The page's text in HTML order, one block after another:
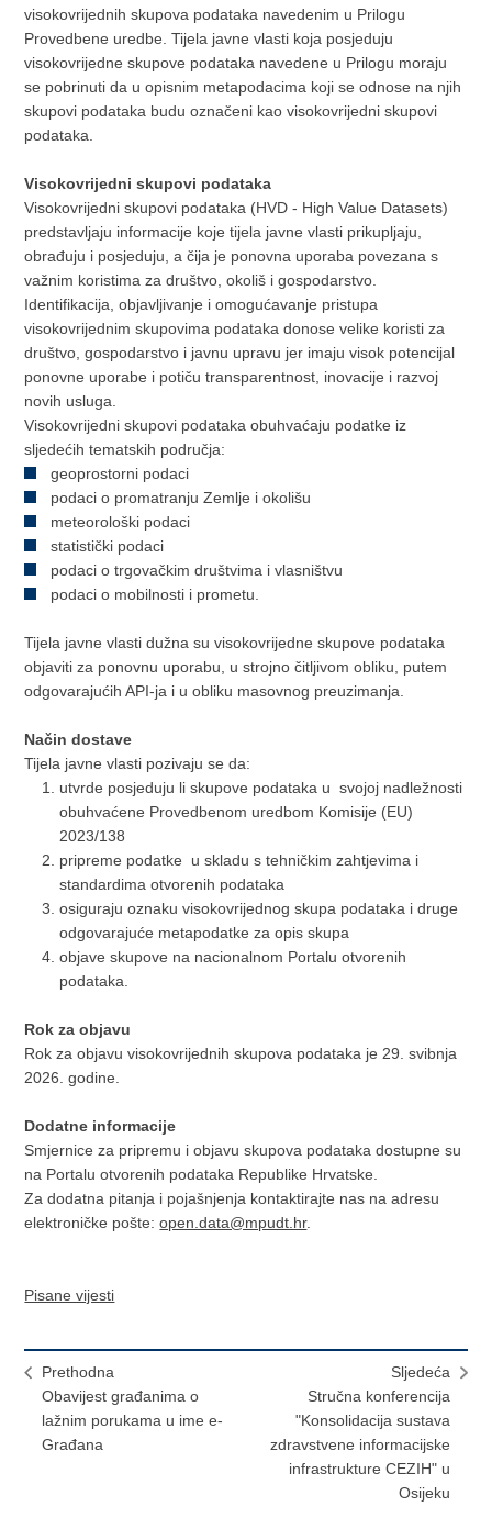
visokovrijednih skupova podataka navedenim u Prilogu
Provedbene uredbe. Tijela javne vlasti koja posjeduju
visokovrijedne skupove podataka navedene u Prilogu moraju
se pobrinuti da u opisnim metapodacima koji se odnose na njih
skupovi podataka budu označeni kao visokovrijedni skupovi
podataka.
Visokovrijedni skupovi podataka
Visokovrijedni skupovi podataka (HVD - High Value Datasets)
predstavljaju informacije koje tijela javne vlasti prikupljaju,
obrađuju i posjeduju, a čija je ponovna uporaba povezana s
važnim koristima za društvo, okoliš i gospodarstvo.
Identifikacija, objavljivanje i omogućavanje pristupa
visokovrijednim skupovima podataka donose velike koristi za
društvo, gospodarstvo i javnu upravu jer imaju visok potencijal
ponovne uporabe i potiču transparentnost, inovacije i razvoj
novih usluga.
Visokovrijedni skupovi podataka obuhvaćaju podatke iz
sljedećih tematskih područja:
geoprostorni podaci
podaci o promatranju Zemlje i okolišu
meteorološki podaci
statistički podaci
podaci o trgovačkim društvima i vlasništvu
podaci o mobilnosti i prometu.
Tijela javne vlasti dužna su visokovrijedne skupove podataka
objaviti za ponovnu uporabu, u strojno čitljivom obliku, putem
odgovarajućih API-ja i u obliku masovnog preuzimanja.
Način dostave
Tijela javne vlasti pozivaju se da:
utvrde posjeduju li skupove podataka u svojoj nadležnosti
obuhvaćene Provedbenom uredbom Komisije (EU)
2023/138
pripreme podatke u skladu s tehničkim zahtjevima i
standardima otvorenih podataka
osiguraju oznaku visokovrijednog skupa podataka i druge
odgovarajuće metapodatke za opis skupa
objave skupove na nacionalnom Portalu otvorenih
podataka.
Rok za objavu
Rok za objavu visokovrijednih skupova podataka je 29. svibnja
2026. godine.
Dodatne informacije
Smjernice za pripremu i objavu skupova podataka dostupne su
na Portalu otvorenih podataka Republike Hrvatske.
Za dodatna pitanja i pojašnjenja kontaktirajte nas na adresu
elektroničke pošte:open.data@mpudt.hr.
Pisane vijesti
Prethodna
Obavijest građanima o
lažnim porukama u ime e-
Građana
Sljedeća
Stručna konferencija
"Konsolidacija sustava
zdravstvene informacijske
infrastrukture CEZIH" u
Osijeku